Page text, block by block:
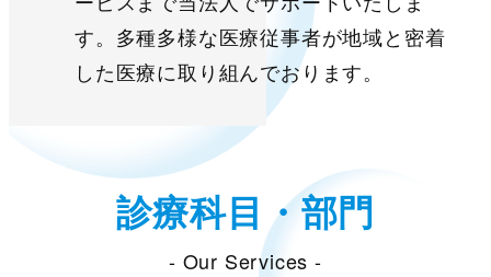
す。多種多様な医療従事者が地域と密着
した医療に取り組んでおります。
診療科目・部門
- Our Services -